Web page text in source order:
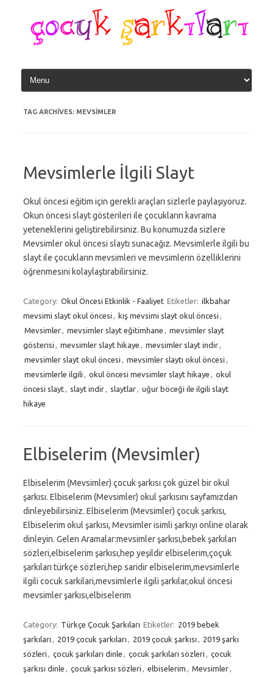
content
TAG ARCHIVES: MEVSIMLER
Mevsimlerle İlgili Slayt
Okul öncesi eğitim için gerekli araçları sizlerle paylaşıyoruz.
Okun öncesi slayt gösterileri ile çocukların kavrama
yeteneklerini geliştirebilirsiniz. Bu konumuzda sizlere
Mevsimler okul öncesi slaytı sunacağız. Mevsimlerle ilgili bu
slayt ile çocukların mevsimleri ve mevsimlerin özelliklerini
öğrenmesini kolaylaştırabilirsiniz.
Category: Okul Öncesi Etkinlik - Faaliyet Etiketler: ilkbahar
mevsimi slayt okul öncesi
kış mevsimi slayt okul öncesi
Mevsimler
mevsimler slayt eğitimhane
mevsimler slayt
gösterisi
mevsimler slayt hikaye mevsimler slayt indir
mevsimler slayt okul öncesi
mevsimler slaytı okul öncesi
mevsimlerle ilgili
okul öncesi mevsimler slayt hikaye
okul
öncesi slayt
slayt indir slaytlar
uğur böceği ile ilgili slayt
hikaye
Elbiselerim (Mevsimler)
Elbiselerim (Mevsimler) çocuk şarkısı çok güzel bir okul
şarkısı. Elbiselerim (Mevsimler) okul şarkısını sayfamızdan
dinleyebilirsiniz. Elbiselerim (Mevsimler) çocuk şarkısı,
Elbiselerim okul şarkısı, Mevsimler isimli şarkıyı online olarak
dinleyin. Gelen Aramalar:mevsimler şarkısı,bebek şarkıları
sözleri,elbiselerim şarkısı,hep yeşildir elbiselerim,çoçuk
şarkıları türkçe sözleri,hep saridir elbiselerim,mevsimlerle
ilgili cocuk sarkilari,mevsimlerle ilgili şarkılar,okul öncesi
mevsimler şarkısı,elbiselerim
Category: Türkçe Çocuk Şarkıları Etiketler: 2019 bebek
şarkıları
2019 çocuk şarkıları 2019 çocuk şarkısı
2019 şarkı
sözleri
çocuk şarkıları dinle çocuk şarkıları sözleri
çocuk
şarkısı dinle
çocuk şarkısı sözleri elbiselerim Mevsimler